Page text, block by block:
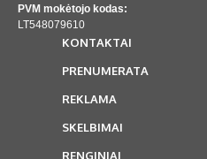
PVM mokėtojo kodas:
LT548079610
KONTAKTAI
PRENUMERATA
REKLAMA
SKELBIMAI
RENGINIAI